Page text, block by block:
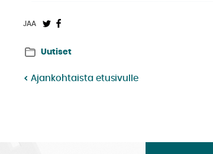
JAA
JaaJaa
Uutiset
Ajankohtaista etusivulle